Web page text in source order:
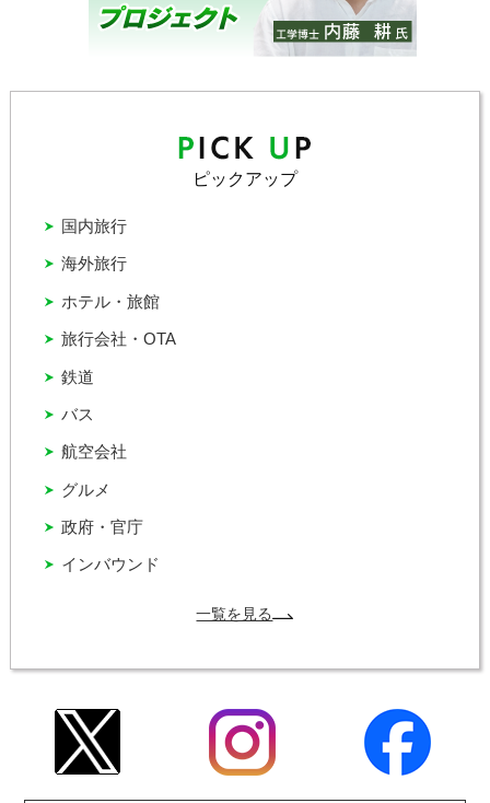
ピックアップ
インバウンド
グルメ
バス
ホテル・旅館
国内旅行
政府・官庁
旅行会社・OTA
海外旅行
航空会社
鉄道
一覧を見る